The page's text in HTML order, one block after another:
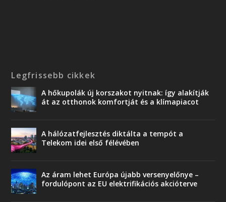
Legfrissebb cikkek
A hőkupolák új korszakot nyitnak: így alakítják
át az otthonok komfortját és a klímapiacot
A hálózatfejlesztés diktálta a tempót a
Telekom idei első félévében
Az áram lehet Európa újabb versenyelőnye –
fordulópont az EU elektrifikációs akcióterve